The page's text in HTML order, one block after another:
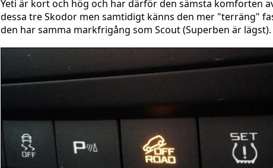
Yeti är kort och hög och har därför den sämsta komforten
dessa tre Skodor men samtidigt känns den mer "terräng"
den har samma markfrigång som Scout (Superben är lägst).